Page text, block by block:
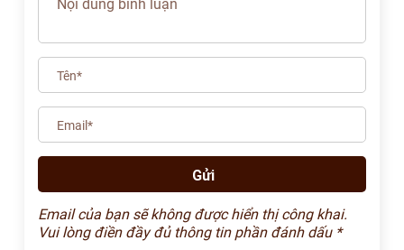
Email của bạn sẽ không được hiển thị công khai.
Vui lòng điền đầy đủ thông tin phần đánh dấu *